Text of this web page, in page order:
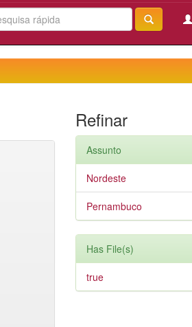
Refinar
Assunto
Nordeste
Pernambuco
Has File(s)
true